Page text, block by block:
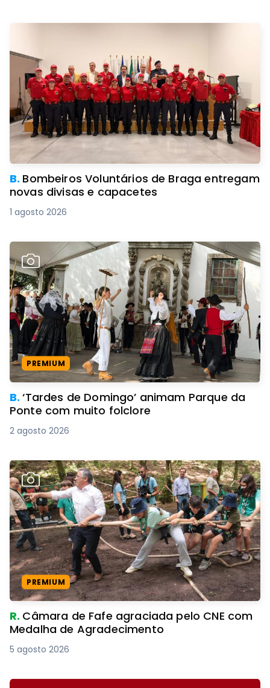
B. Bombeiros Voluntários de Braga entregam
novas divisas e capacetes
1 agosto 2026
PREMIUM
B.‘Tardes de Domingo’ animam Parque da
Ponte com muito folclore
2 agosto 2026
PREMIUM
R. Câmara de Fafe agraciada pelo CNE com
Medalha de Agradecimento
5 agosto 2026